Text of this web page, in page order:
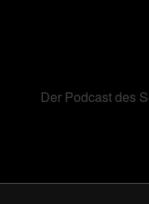
Der Podcast des